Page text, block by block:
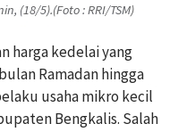
(18/5).(Foto : RRI/TSM)
harga kedelai yang
Ramadan hingga
usaha mikro kecil
Bengkalis. Salah